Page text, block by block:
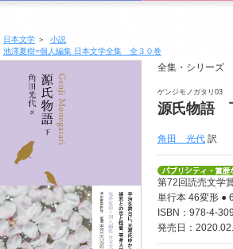
日本文学 ＞
小説
池澤夏樹=個人編集 日本文学全集 全３０巻
全集・シリーズ
ゲンジモノガタリ03
源氏物語
角田 光代 訳
第72回読売文学
単行本 46変形 ●
ISBN：978-4-
発売日：